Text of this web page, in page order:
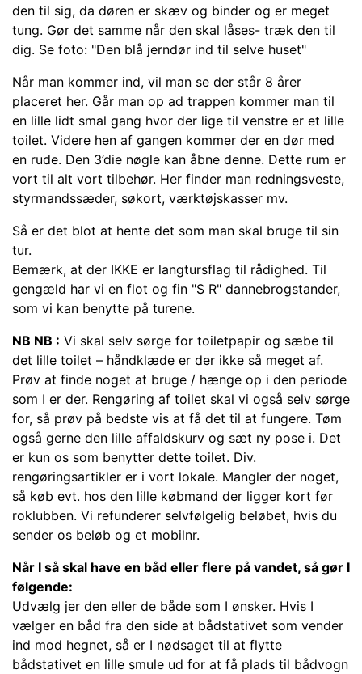
den til sig, da døren er skæv og binder og er meget
tung. Gør det samme når den skal låses- træk den til
dig. Se foto: "Den blå jerndør ind til selve huset"
Når man kommer ind, vil man se der står 8 årer
placeret her. Går man op ad trappen kommer man til
en lille lidt smal gang hvor der lige til venstre er et lille
toilet. Videre hen af gangen kommer der en dør med
en rude. Den 3’die nøgle kan åbne denne. Dette rum er
vort til alt vort tilbehør. Her finder man redningsveste,
styrmandssæder, søkort, værktøjskasser mv.
Så er det blot at hente det som man skal bruge til sin
tur.
Bemærk, at der IKKE er langtursflag til rådighed. Til
gengæld har vi en flot og fin "S R" dannebrogstander,
som vi kan benytte på turene.
NB NB : Vi skal selv sørge for toiletpapir og sæbe til
det lille toilet – håndklæde er der ikke så meget af.
Prøv at finde noget at bruge / hænge op i den periode
som I er der. Rengøring af toilet skal vi også selv sørge
for, så prøv på bedste vis at få det til at fungere. Tøm
også gerne den lille affaldskurv og sæt ny pose i. Det
er kun os som benytter dette toilet. Div.
rengøringsartikler er i vort lokale. Mangler der noget,
så køb evt. hos den lille købmand der ligger kort før
roklubben. Vi refunderer selvfølgelig beløbet, hvis du
sender os beløb og et mobilnr.
Når I så skal have en båd eller flere på vandet, så gør I
følgende:
Udvælg jer den eller de både som I ønsker. Hvis I
vælger en båd fra den side at bådstativet som vender
ind mod hegnet, så er I nødsaget til at flytte
bådstativet en lille smule ud for at få plads til bådvogn